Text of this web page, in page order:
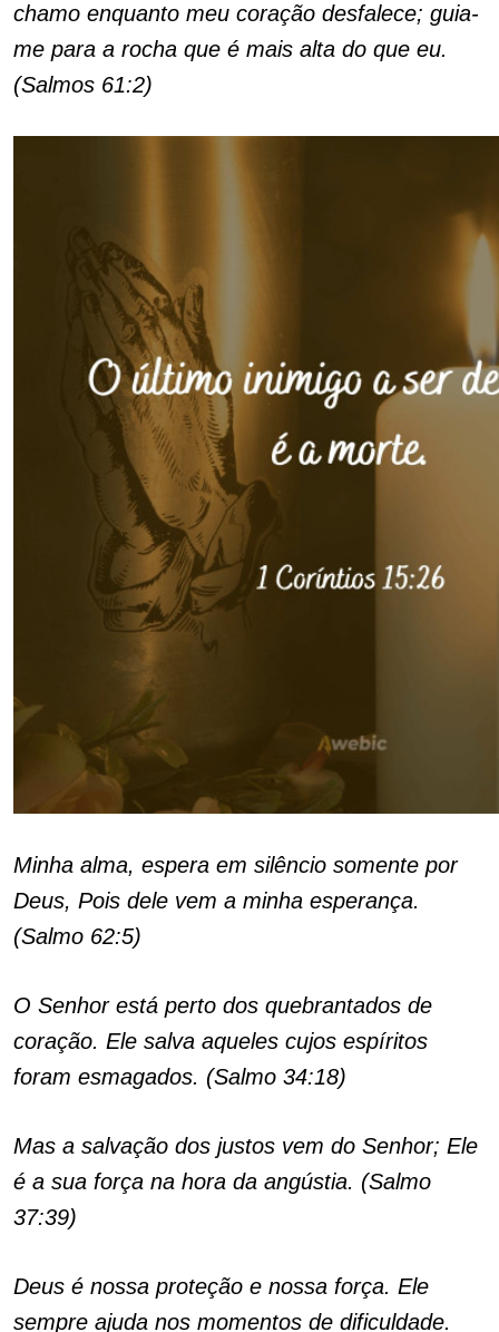
chamo enquanto meu coração desfalece; guia-
me para a rocha que é mais alta do que eu.
(Salmos 61:2)
Minha alma, espera em silêncio somente por
Deus, Pois dele vem a minha esperança.
(Salmo 62:5)
O Senhor está perto dos quebrantados de
coração. Ele salva aqueles cujos espíritos
foram esmagados. (Salmo 34:18)
Mas a salvação dos justos vem do Senhor; Ele
é a sua força na hora da angústia. (Salmo
37:39)
Deus é nossa proteção e nossa força. Ele
sempre ajuda nos momentos de dificuldade.